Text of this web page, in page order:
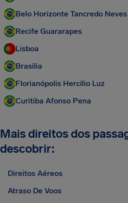
Belo Horizonte Tancredo Neves
Recife Guararapes
Lisboa
Brasília
Florianópolis Hercílio Luz
Curitiba Afonso Pena
Mais direitos dos
descobrir:
Direitos Aéreos
Atraso De Voos